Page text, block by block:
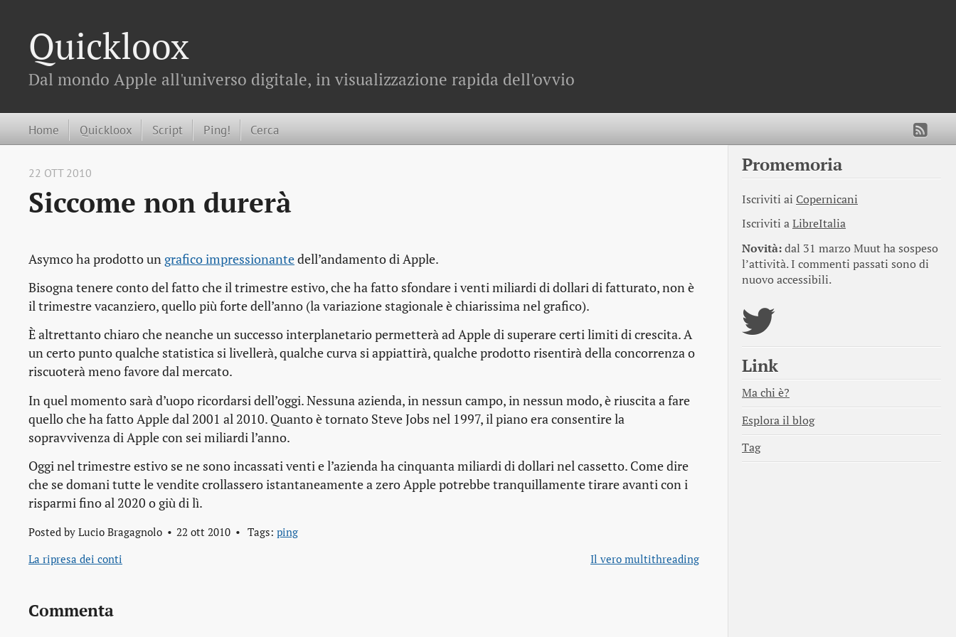
Quickloox
Dal mondo Apple all'universo digitale, in visualizzazione rapida dell'ovvio
Home Quickloox Script Ping! Cerca
22 OTT 2010
Siccome non durerà
Asymco ha prodotto un grafico impressionantedell’andamento di Apple.
Bisogna tenere conto del fatto che il trimestre estivo, che ha fatto sfondare i venti miliardi di dollari di fatturato, non è
il trimestre vacanziero, quello più forte dell’anno (la variazione stagionale è chiarissima nel grafico).
È altrettanto chiaro che neanche un successo interplanetario permetterà ad Apple di superare certi limiti di crescita. A
un certo punto qualche statistica si livellerà, qualche curva si appiattirà, qualche prodotto risentirà della concorrenza o
riscuoterà meno favore dal mercato.
In quel momento sarà d’uopo ricordarsi dell’oggi. Nessuna azienda, in nessun campo, in nessun modo, è riuscita a fare
quello che ha fatto Apple dal 2001 al 2010. Quanto è tornato Steve Jobs nel 1997, il piano era consentire la
sopravvivenza di Apple con sei miliardi l’anno.
Oggi nel trimestre estivo se ne sono incassati venti e l’azienda ha cinquanta miliardi di dollari nel cassetto. Come dire
che se domani tutte le vendite crollassero istantaneamente a zero Apple potrebbe tranquillamente tirare avanti con i
risparmi fino al 2020 o giù di lì.
Posted by Lucio Bragagnolo 22 ott 2010 Tags: ping
La ripresa dei conti
Il vero multithreading
Commenta
Promemoria
Iscriviti ai Copernicani
Iscriviti aLibreItalia
Novità:dal 31 marzo Muut ha sospeso
l’attività. I commenti passati sono di
nuovo accessibili.
Link
Ma chi è?
Esplora il blog
Tag